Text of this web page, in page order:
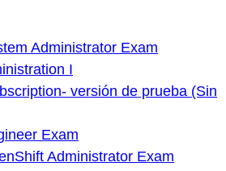
Administrator Exam
I
versión de prueba (Sin
Exam
Administrator Exam